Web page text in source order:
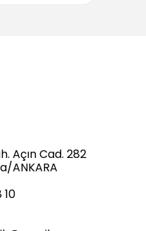
Açın Cad. 282
ANKARA